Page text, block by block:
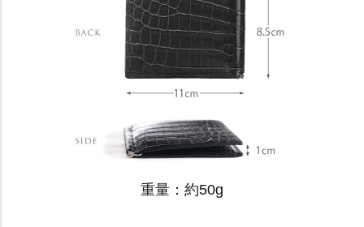
重量：約50g